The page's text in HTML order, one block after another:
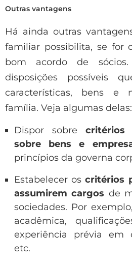
Outras vantagens
Há ainda outras
familiar possibilita, se for
bom acordo de
disposições possíveis
características, bens e
família. Veja algumas delas:
Dispor sobre critérios
sobre bens e
princípios da governa
Estabelecer oscritérios
assumirem cargos de
sociedades. Por
acadêmica,
experiência prévia em
etc.